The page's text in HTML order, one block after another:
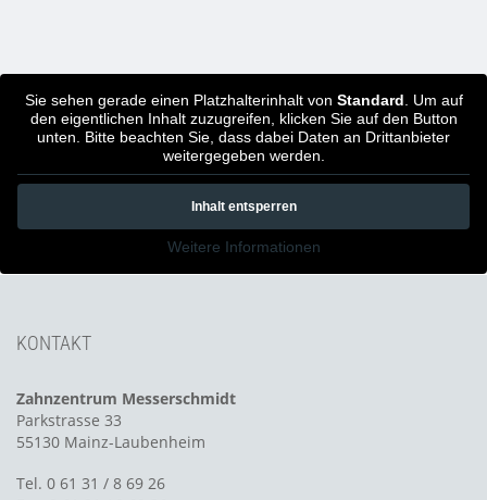
Sie sehen gerade einen Platzhalterinhalt von Standard . Um auf
den eigentlichen Inhalt zuzugreifen, klicken Sie auf den Button
unten. Bitte beachten Sie, dass dabei Daten an Drittanbieter
weitergegeben werden.
Inhalt entsperren
Weitere Informationen
KONTAKT
Zahnzentrum Messerschmidt
Parkstrasse 33
55130 Mainz-Laubenheim
Tel. 0 61 31 / 8 69 26